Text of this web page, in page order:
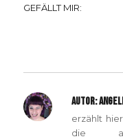
GEFÄLLT MIR:
AUTOR:
erzählt
die